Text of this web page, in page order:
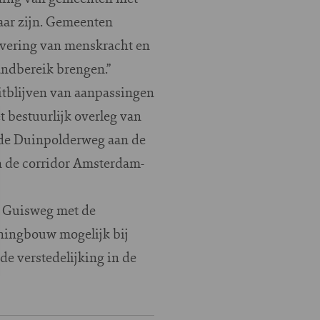
zijn. Gemeenten
van menskracht en
brengen.”
van aanpassingen
bestuurlijk overleg van
Duinpolderweg aan de
corridor Amsterdam-
met de
mogelijk bij
verstedelijking in de